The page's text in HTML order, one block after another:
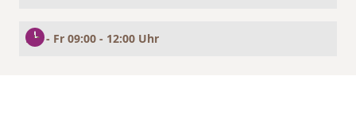
Mo - Fr 09:00 - 12:00 Uhr